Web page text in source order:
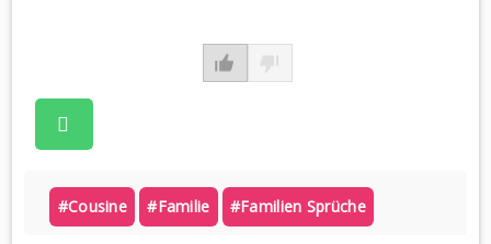
#cousine #familie #familien Sprüche